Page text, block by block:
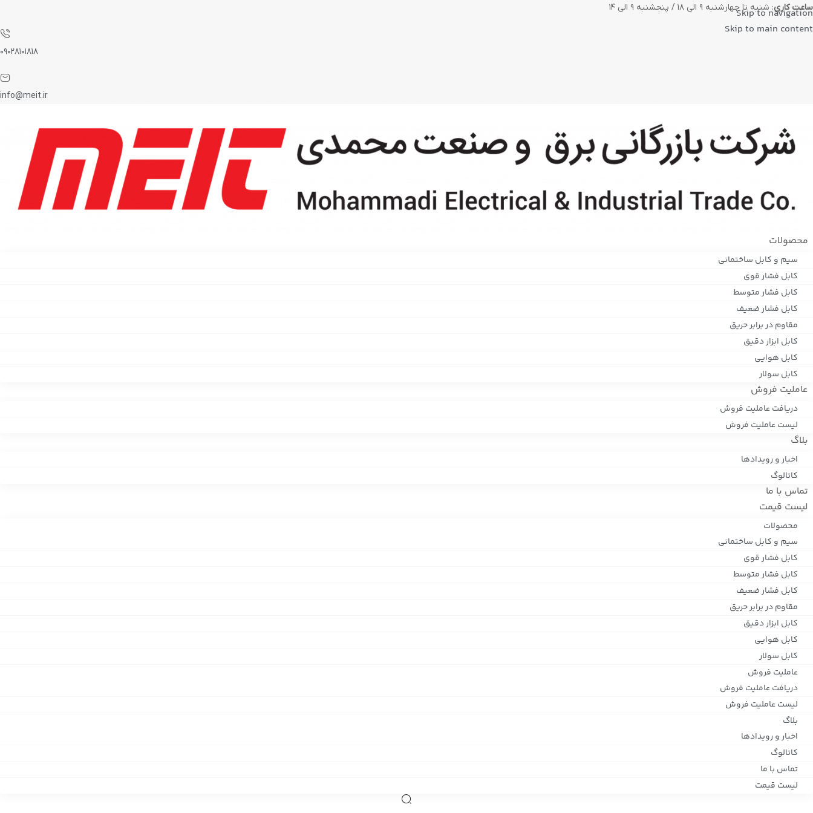
Skip to navigation
Skip to main content
ساعت کاری: شنبه تا چهارشنبه ۹ الی ۱۸ / پنجشنبه ۹ الی ۱۴
۰۹۰۲۸۱۰۱۸۱۸
info@meit.ir
محصولات
سیم و کابل ساختمانی
کابل فشار قوی
کابل فشار متوسط
کابل فشار ضعیف
مقاوم در برابر حریق
کابل ابزار دقیق
کابل هوایی
کابل سولار
عاملیت فروش
دریافت عاملیت فروش
لیست عاملیت فروش
بلاگ
اخبار و رویدادها
کاتالوگ
تماس با ما
لیست قیمت
محصولات
سیم و کابل ساختمانی
کابل فشار قوی
کابل فشار متوسط
کابل فشار ضعیف
مقاوم در برابر حریق
کابل ابزار دقیق
کابل هوایی
کابل سولار
عاملیت فروش
دریافت عاملیت فروش
لیست عاملیت فروش
بلاگ
اخبار و رویدادها
کاتالوگ
تماس با ما
لیست قیمت